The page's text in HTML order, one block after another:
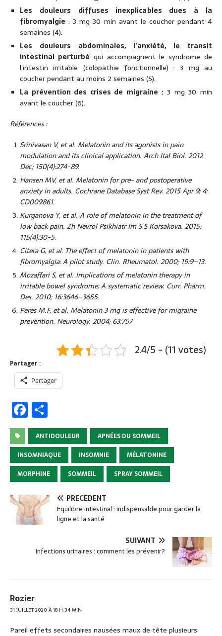
Les douleurs diffuses inexplicables dues à la
fibromyalgie : 3 mg 30 min avant le coucher pendant 4
semaines (4).
Les douleurs abdominales, l’anxiété, le transit
intestinal perturbé qui accompagnent le syndrome de
l’intestin irritable (colopathie fonctionnelle) : 3 mg au
coucher pendant au moins 2 semaines (5).
La prévention des crises de migraine :3 mg 30 min
avant le coucher (6).
Références :
Srinivasan V, et al. Melatonin and its agonists in pain
modulation and its clinical application. Arch Ital Biol. 2012
Dec; 150(4):274-89.
Hansen MV, et al. Melatonin for pre- and postoperative
anxiety in adults. Cochrane Database Syst Rev. 2015 Apr 9; 4:
CD009861.
Kurganova Y, et al. A role of melatonin in the treatment of
low back pain. Zh Nevrol Psikhiatr Im S S Korsakova. 2015;
115(4):30-5.
Citera G, et al. The effect of melatonin in patients with
fibromyalgia: A pilot study. Clin. Rheumatol. 2000; 19:9–13.
Mozaffari S, et al. Implications of melatonin therapy in
irritable bowel syndrome: A systematic review. Curr. Pharm.
Des. 2010; 16:3646–3655.
Peres M.F, et al. Melatonin 3 mg is effective for migraine
prevention. Neurology. 2004; 63:757
2.4/5 - (11 votes)
Partager :
Partager
F
a
c
e
b
o
o
k
ar
ta
g
er
ANTIDOULEUR
APNÉES DU SOMMEIL
INSOMNIAQUE
INSOMNIE
MÉLATONINE
MORPHINE
SOMMEIL SPRAY SOMMEIL
PRÉCÉDENT
Equilibre intestinal : indispensable pour garder la
ligne et la santé
SUIVANT
Infections urinaires : comment les prévenir?
Rozier
31 JUILLET 2020 À 18 H 34 MIN
Pareil effets secondaires nausées maux de tête plusieurs